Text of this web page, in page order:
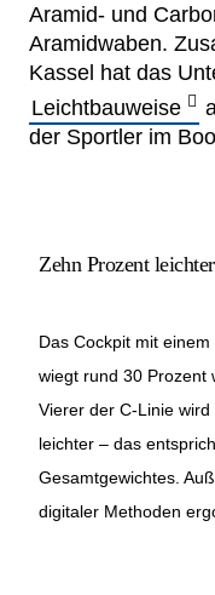
Aramid- und
Aramidwaben.
Kassel hat das
Leichtbauweise
der Sportler im
Zehn Prozent leichter
Das Cockpit mit
wiegt rund 30 Prozent
Vierer der C-Linie
leichter – das
Gesamtgewichtes.
digitaler Methoden